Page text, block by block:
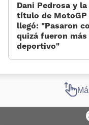
Dani Pedrosa y
título de MotoGP
llegó: «Pasaron
quizá fueron
deportivo»